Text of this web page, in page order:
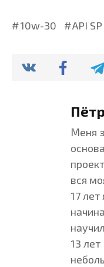
10w-30 API SP
Меня
вся
17
13